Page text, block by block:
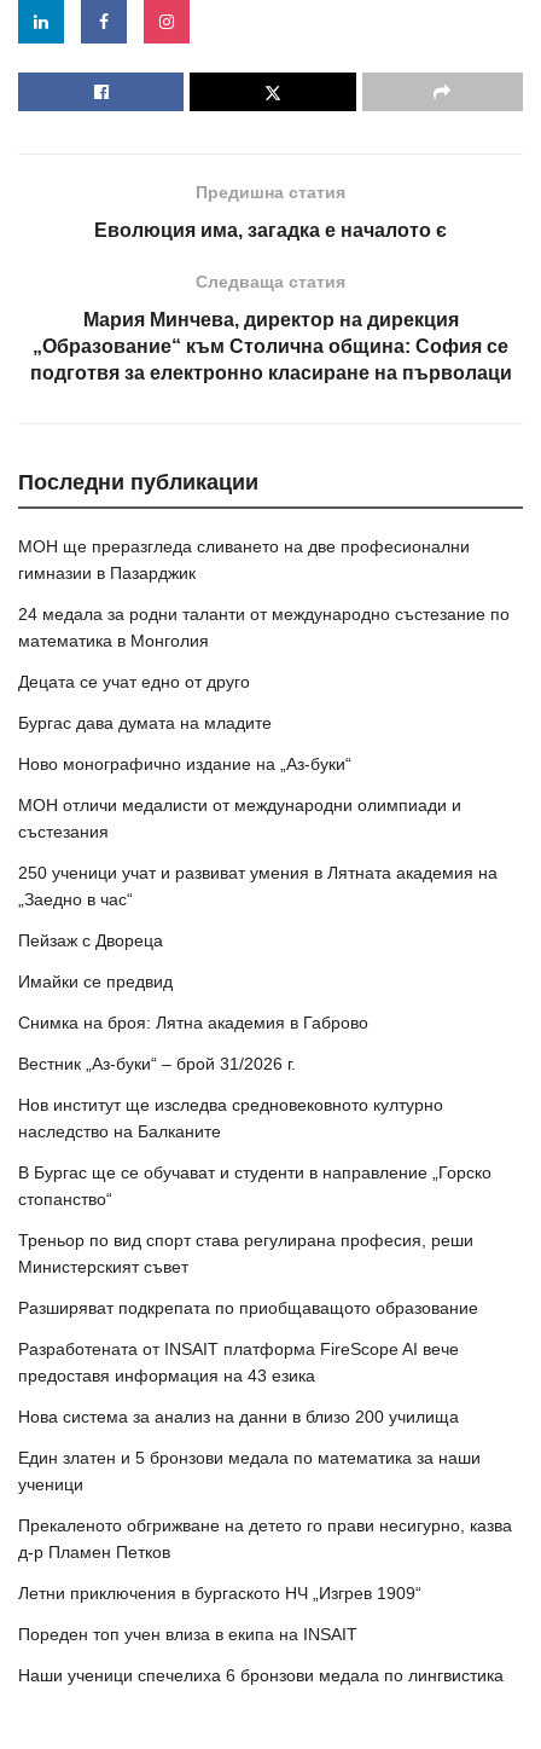
Предишна статия
Еволюция има, загадка е началото є
Следваща статия
Мария Минчева, директор на дирекция
„Образование“ към Столична община: София се
подготвя за електронно класиране на първолаци
Последни публикации
МОН ще преразгледа сливането на две професионални
гимназии в Пазарджик
24 медала за родни таланти от международно състезание по
математика в Монголия
Децата се учат едно от друго
Бургас дава думата на младите
Ново монографично издание на „Аз-буки“
МОН отличи медалисти от международни олимпиади и
състезания
250 ученици учат и развиват умения в Лятната академия на
„Заедно в час“
Пейзаж с Двореца
Имайки се предвид
Снимка на броя: Лятна академия в Габрово
Вестник „Аз-буки“ – брой 31/2026 г.
Нов институт ще изследва средновековното културно
наследство на Балканите
В Бургас ще се обучават и студенти в направление „Горско
стопанство“
Треньор по вид спорт става регулирана професия, реши
Министерският съвет
Разширяват подкрепата по приобщаващото образование
Разработената от INSAIT платформа FireScope AI вече
предоставя информация на 43 езика
Нова система за анализ на данни в близо 200 училища
Един златен и 5 бронзови медала по математика за наши
ученици
Прекаленото обгрижване на детето го прави несигурно, казва
д-р Пламен Петков
Летни приключения в бургаското НЧ „Изгрев 1909“
Пореден топ учен влиза в екипа на INSAIT
Наши ученици спечелиха 6 бронзови медала по лингвистика